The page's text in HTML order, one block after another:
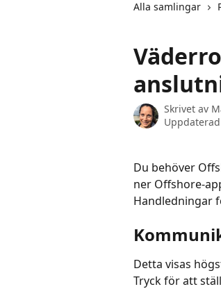
Alla samlingar
Skrivet av
Du behöver
ner Offshore-
Handledningar
Detta visas
Tryck för att